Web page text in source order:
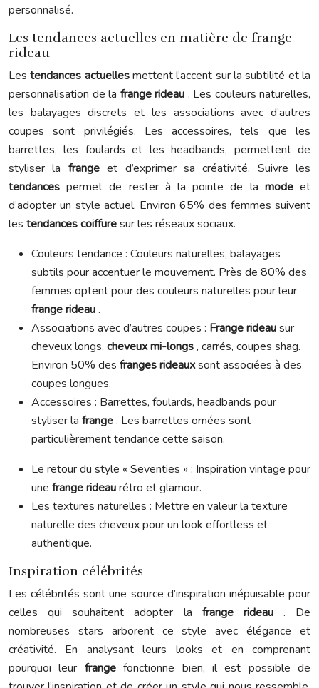
personnalisé.
Les tendances actuelles en matière de frange
rideau
Lestendances actuellesmettent l’accent sur la subtilité et la
personnalisation de la frange rideau . Les couleurs naturelles,
les balayages discrets et les associations avec d’autres
coupes sont privilégiés. Les accessoires, tels que les
barrettes, les foulards et les headbands, permettent de
styliser la frangeet d’exprimer sa créativité. Suivre les
tendancespermet de rester à la pointe de la modeet
d’adopter un style actuel. Environ 65% des femmes suivent
les tendances coiffuresur les réseaux sociaux.
Couleurs tendance : Couleurs naturelles, balayages
subtils pour accentuer le mouvement. Près de 80% des
femmes optent pour des couleurs naturelles pour leur
frange rideau.
Associations avec d’autres coupes : Frange rideausur
cheveux longs, cheveux mi-longs, carrés, coupes shag.
Environ 50% des franges rideauxsont associées à des
coupes longues.
Accessoires : Barrettes, foulards, headbands pour
styliser la frange. Les barrettes ornées sont
particulièrement tendance cette saison.
Le retour du style « Seventies » : Inspiration vintage pour
une frange rideaurétro et glamour.
Les textures naturelles : Mettre en valeur la texture
naturelle des cheveux pour un look effortless et
authentique.
Inspiration célébrités
Les célébrités sont une source d’inspiration inépuisable pour
celles qui souhaitent adopter la frange rideau . De
nombreuses stars arborent ce style avec élégance et
créativité. En analysant leurs looks et en comprenant
pourquoi leur frangefonctionne bien, il est possible de